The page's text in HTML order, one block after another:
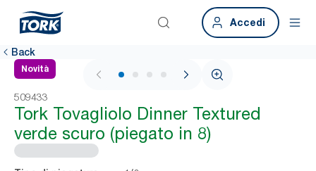
Accedi
Back
Novità
1 / 4
509433
Tork Tovagliolo Dinner Textured
verde scuro (piegato in 8)